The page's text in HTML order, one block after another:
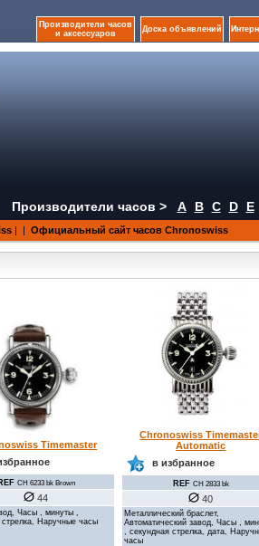
Производители часов
и аксессуаров
Доска объявлений
Производители часов > A B C D E
| | Официальный сайт часов Chronoswiss
Timemaster
REF CH 6233 bk Brown
44
Часы , минуты ,
стрелка, Наручные часы
Chronoswiss
Automatic
в избранное
REF CH 2833 bk
40
Металлический браслет,
Автоматический завод, Часы ,
, секундная стрелка, дата,
часы